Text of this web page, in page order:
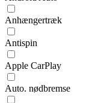
Anhængertræk
Antispin
Apple CarPlay
Auto. nødbremse